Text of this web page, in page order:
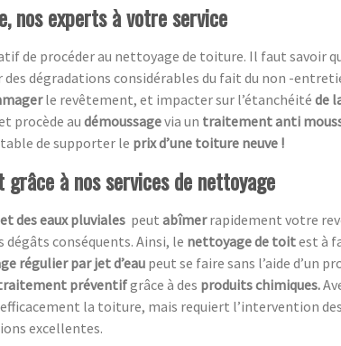
nos experts à votre service
de procéder au nettoyage de toiture. Il faut savoir
des dégradations considérables du fait du non -
le revêtement, et impacter sur l’étanchéité de
procède au démoussagevia un traitement anti
de supporter le prix d’une toiture neuve !
à nos services de nettoyage
des eaux pluviales peut abîmerrapidement votre
conséquents. Ainsi, le nettoyage de toitest à
régulier par jet d’eau peut se faire sans l’aide d’un
préventifgrâce à des produits chimiques.
la toiture, mais requiert l’intervention
excellentes.